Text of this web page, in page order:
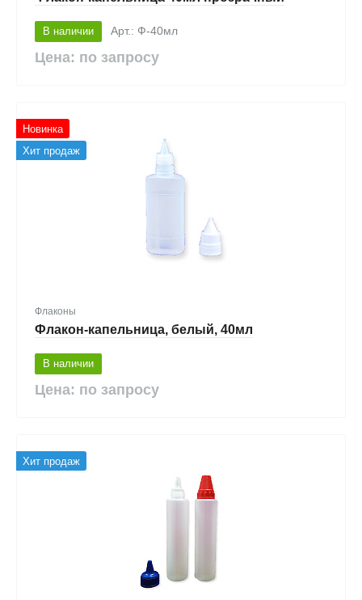
В наличии Арт.: Ф-40мл
Цена: по запросу
Новинка
Хит продаж
Флаконы
Флакон-капельница, белый, 40мл
В наличии
Цена: по запросу
Хит продаж